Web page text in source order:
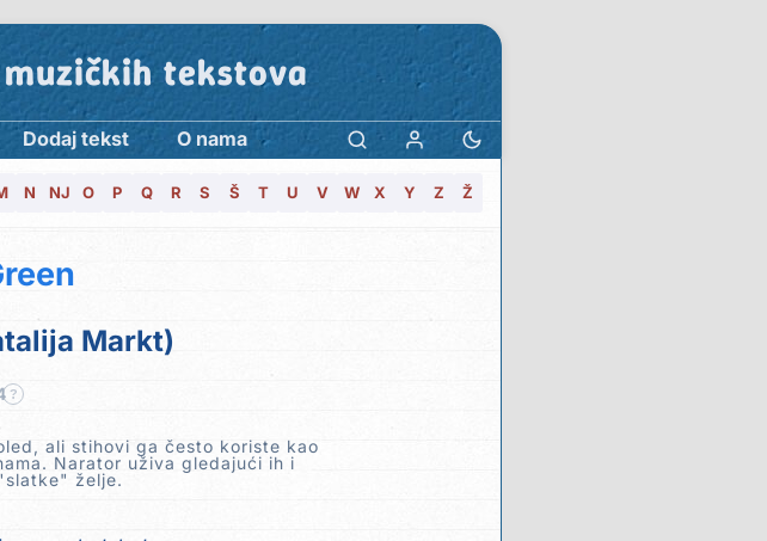
tekstova
Dodaj tekst O nama
N NJ O P Q R S Š T U V W X Y Z Ž
Markt)
?
ali stihovi ga često koriste kao
Narator uživa gledajući ih i
želje.